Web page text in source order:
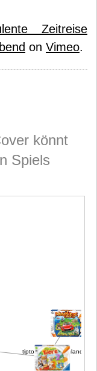
Zeitreise
on Vimeo.
könnt
Spiels
tiptoi - In Deutschland